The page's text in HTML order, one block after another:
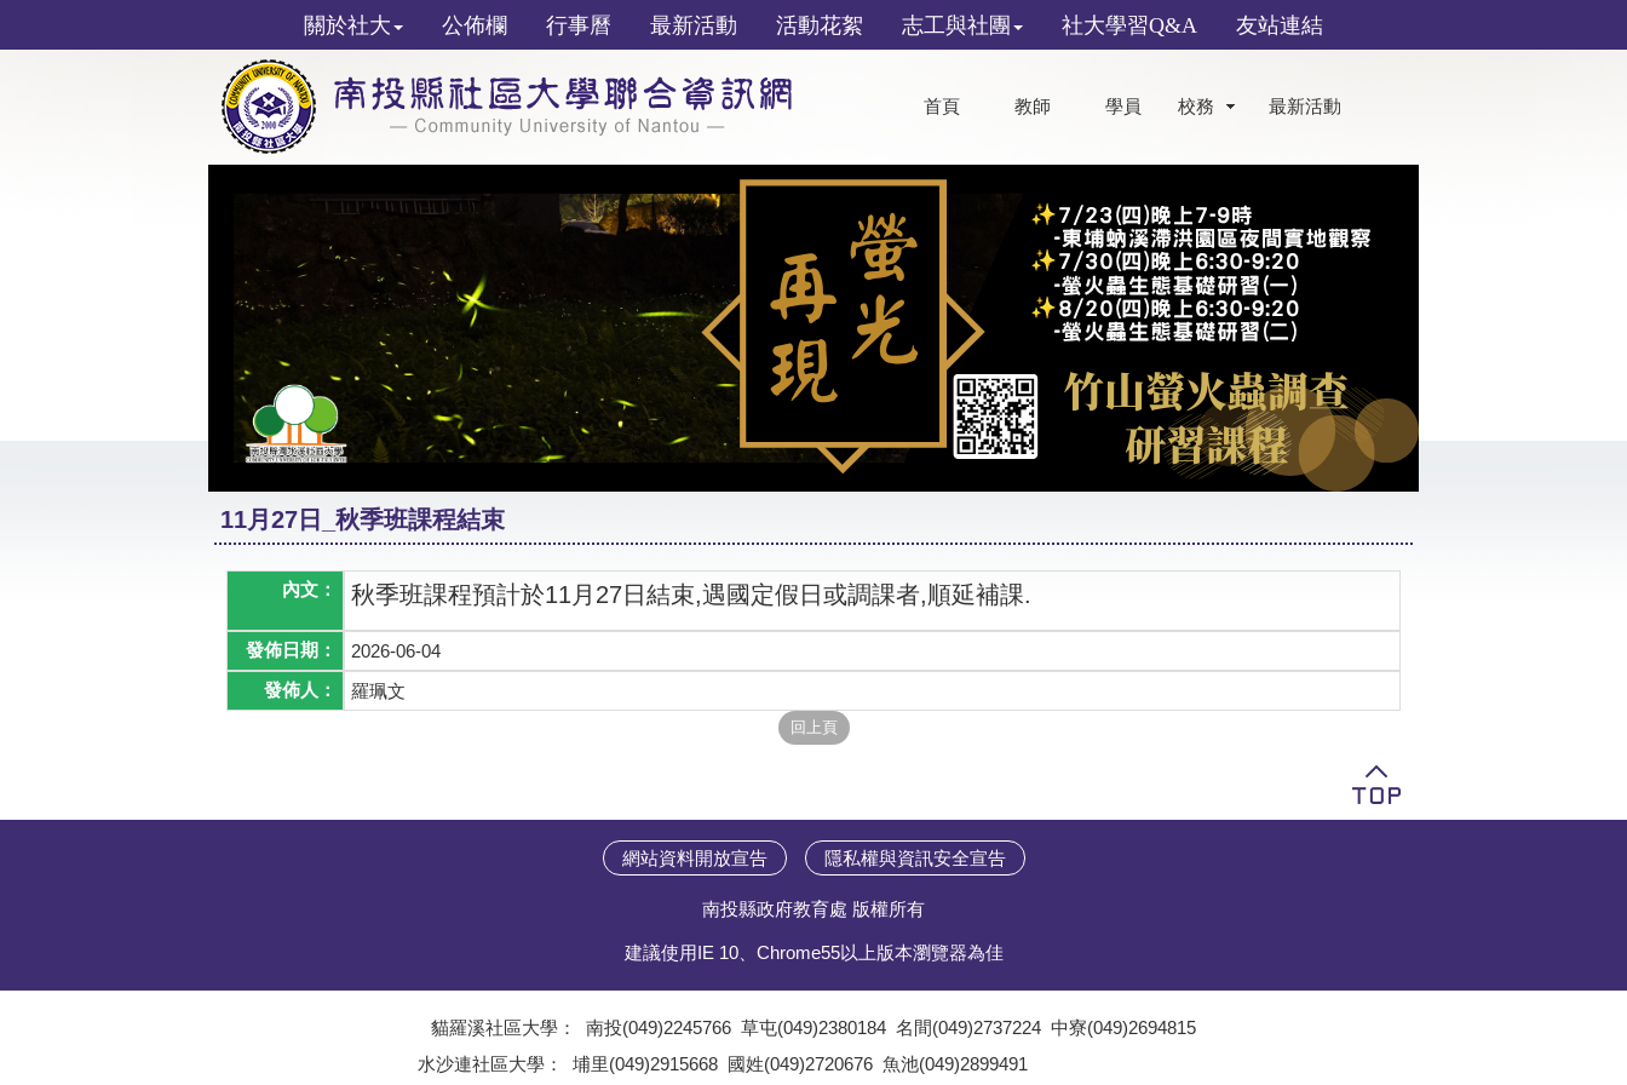
關於社大 公佈欄 行事曆 最新活動 活動花絮 志工與社團 社大學習Q&A 友站連結
首頁 教師 學員 校務 最新活動
11月27日_秋季班課程結束
內文： 秋季班課程預計於11月27日結束,遇國定假日或調課者,順延補課.
發佈日期： 2026-06-04
發佈人： 羅珮文
網站資料開放宣告 隱私權與資訊安全宣告
南投縣政府教育處 版權所有
建議使用IE 10、Chrome55以上版本瀏覽器為佳
貓羅溪社區大學： 南投(049)2245766 草屯(049)2380184 名間(049)2737224 中寮(049)2694815
水沙連社區大學： 埔里(049)2915668 國姓(049)2720676 魚池(049)2899491